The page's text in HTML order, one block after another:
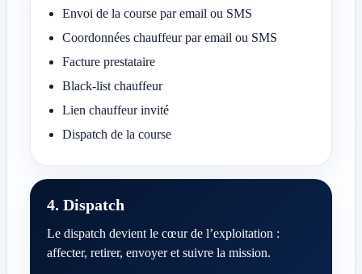
Envoi de la course par email ou SMS
Coordonnées chauffeur par email ou SMS
Facture prestataire
Black-list chauffeur
Lien chauffeur invité
Dispatch de la course
4. Dispatch
Le dispatch devient le cœur de l’exploitation :
affecter, retirer, envoyer et suivre la mission.